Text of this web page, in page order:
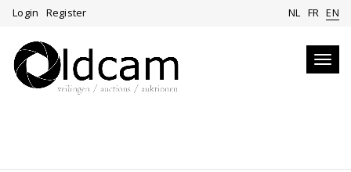
Login Register NL FR EN